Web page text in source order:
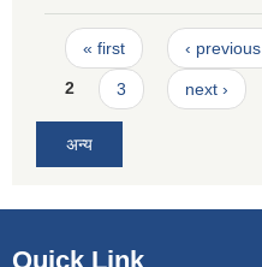
Pages
« first ‹ previous
2 3 next ›
अन्य
Quick Link